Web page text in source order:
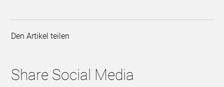
Den Artikel teilen
Share Social Media